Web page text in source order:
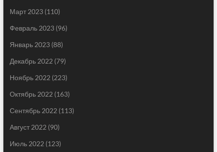
Март 2023(110)
Февраль 2023(96)
Январь 2023(88)
Декабрь 2022 (79)
Ноябрь 2022 (223)
Октябрь 2022 (163)
Сентябрь 2022 (113)
Август 2022 (90)
Июль 2022 (123)